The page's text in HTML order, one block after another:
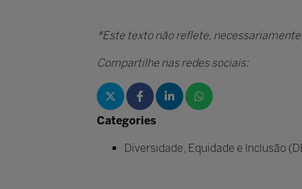
*Este texto não reflete,
Compartilhe nas redes sociais:
Categories
Diversidade, Equidade e Inclusão